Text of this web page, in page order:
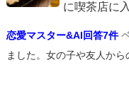
に喫茶店に
恋愛マスター&AI回答7件
ました。女の子や友人か